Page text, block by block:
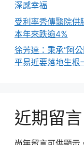
深感幸福
受利率秀傳醫院供
本年來跌逾4%
徐芳達：秉承“阿
平易近要落地生根
近期留言